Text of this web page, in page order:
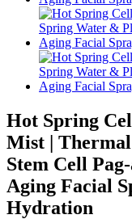
Hot Spring
Mist |
Stem Cell
Aging Facial
Hydration